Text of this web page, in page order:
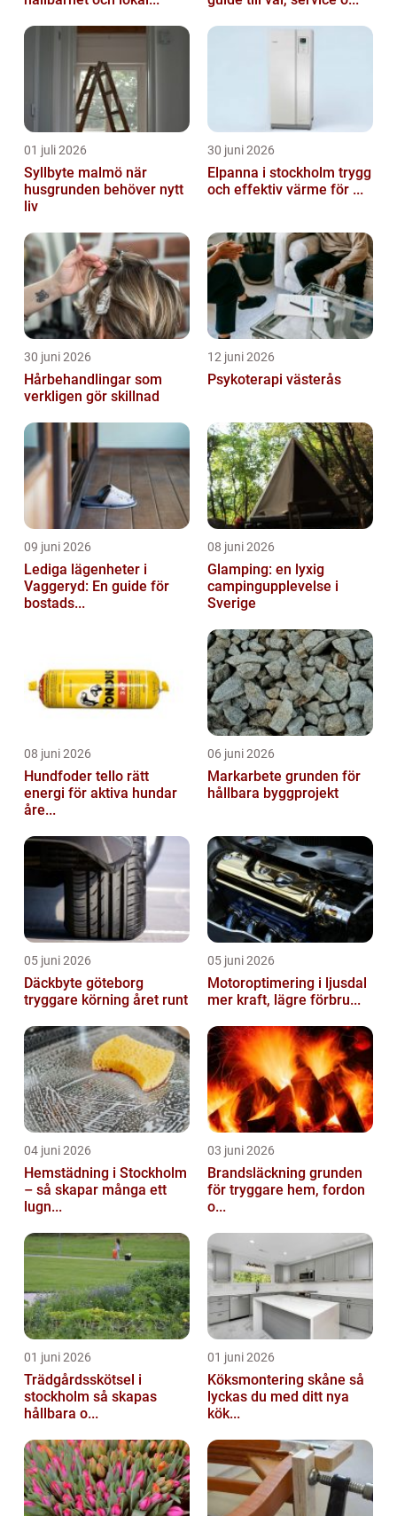
01 juli 2026
Syllbyte malmö när
husgrunden behöver nytt
liv
30 juni 2026
Elpanna i stockholm trygg
och effektiv värme för ...
30 juni 2026
Hårbehandlingar som
verkligen gör skillnad
12 juni 2026
Psykoterapi västerås
09 juni 2026
Lediga lägenheter i
Vaggeryd: En guide för
bostads...
08 juni 2026
Glamping: en lyxig
campingupplevelse i
Sverige
08 juni 2026
Hundfoder tello rätt
energi för aktiva hundar
åre...
06 juni 2026
Markarbete grunden för
hållbara byggprojekt
05 juni 2026
Däckbyte göteborg
tryggare körning året runt
05 juni 2026
Motoroptimering i ljusdal
mer kraft, lägre förbru...
04 juni 2026
Hemstädning i Stockholm
– så skapar många ett
lugn...
03 juni 2026
Brandsläckning grunden
för tryggare hem, fordon
o...
01 juni 2026
Trädgårdsskötsel i
stockholm så skapas
hållbara o...
01 juni 2026
Köksmontering skåne så
lyckas du med ditt nya
kök...